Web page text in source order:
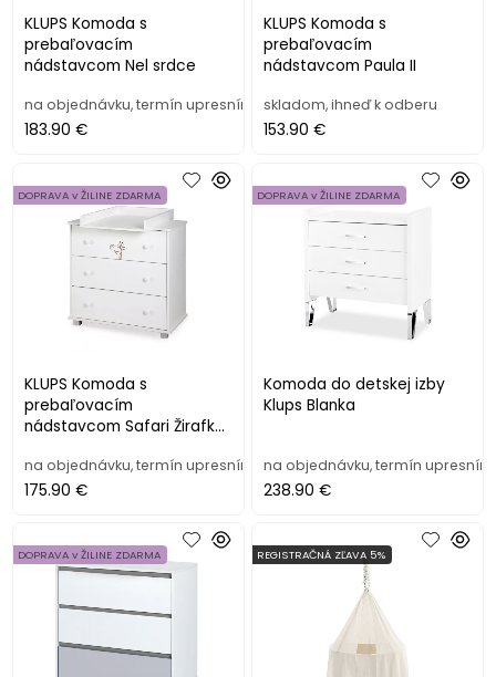
KLUPS Komoda s
prebaľovacím
nádstavcom Nel srdce
na objednávku, termín upresním
183.90 €
KLUPS Komoda s
prebaľovacím
nádstavcom Paula II
skladom, ihneď k odberu
153.90 €
KLUPS Komoda s
prebaľovacím
nádstavcom Safari Žirafka,
DOPRAVA v ŽILINE ZDARMA
na objednávku, termín upresním
175.90 €
Komoda do detskej izby
Klups Blanka
DOPRAVA v ŽILINE ZDARMA
na objednávku, termín upresním
238.90 €
DOPRAVA v ŽILINE ZDARMA REGISTRAČNÁ ZĽAVA 5%